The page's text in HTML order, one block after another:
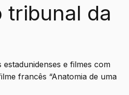
tribunal da
e filmes com
francês “Anatomia de uma